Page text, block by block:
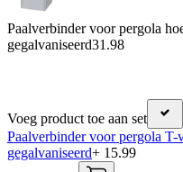
Paalverbinder voor pergola
gegalvaniseerd31.98
Voeg product toe aan set
Paalverbinder voor pergola
gegalvaniseerd+ 15.99